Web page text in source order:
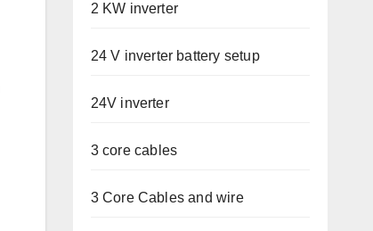
2 KW inverter
24 V inverter battery setup
24V inverter
3 core cables
3 Core Cables and wire